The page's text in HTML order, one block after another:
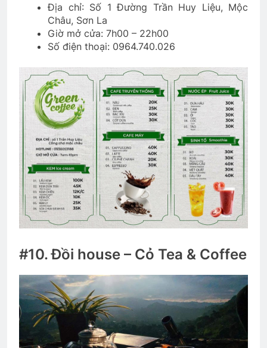
Địa chỉ: Số 1 Đường Trần Huy Liệu, Mộc
Châu, Sơn La
Giờ mở cửa: 7h00 – 22h00
Số điện thoại: 0964.740.026
#10. Đồi house – Cỏ Tea & Coffee